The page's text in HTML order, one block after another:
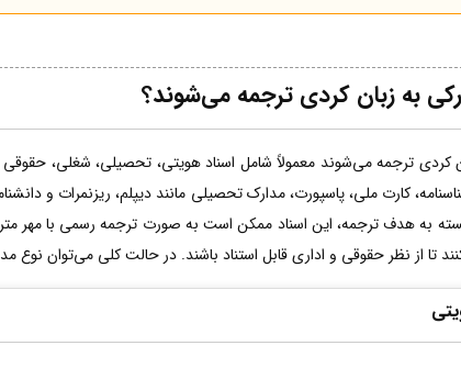
به زبان کردی ترجمه می‌شوند؟
کردی ترجمه می‌شوند معمولاً شامل اسناد هویتی، تحصیلی، شغلی، حقوقی
کارت ملی، پاسپورت، مدارک تحصیلی مانند دیپلم، ریزنمرات و
به هدف ترجمه، این اسناد ممکن است به صورت ترجمه رسمی با مهر
تا از نظر حقوقی و اداری قابل استناد باشند. در حالت کلی می‌توان نوع